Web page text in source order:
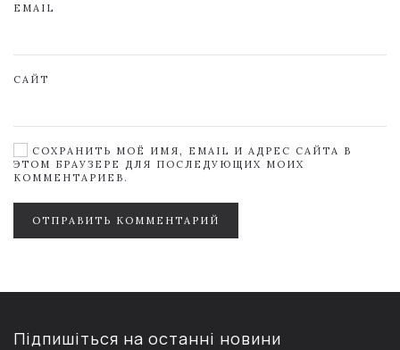
EMAIL
САЙТ
СОХРАНИТЬ МОЁ ИМЯ, EMAIL И АДРЕС САЙТА В
ЭТОМ БРАУЗЕРЕ ДЛЯ ПОСЛЕДУЮЩИХ МОИХ
КОММЕНТАРИЕВ.
ОТПРАВИТЬ КОММЕНТАРИЙ
Підпишіться на останні новини